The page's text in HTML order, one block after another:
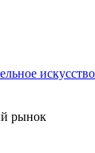
искусство
рынок